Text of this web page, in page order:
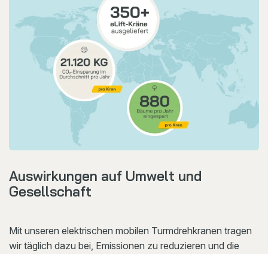
Auswirkungen auf Umwelt und
Gesellschaft
Mit unseren elektrischen mobilen Turmdrehkranen tragen
wir täglich dazu bei, Emissionen zu reduzieren und die